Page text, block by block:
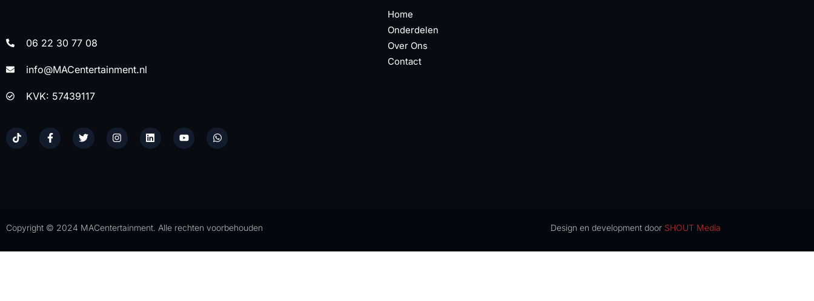
06 22 30 77 08
info@MACentertainment.nl
KVK: 57439117
Home
Onderdelen
Over Ons
Contact
Copyright © 2024 MACentertainment. Alle rechten voorbehouden Design en development door SHOUT Media